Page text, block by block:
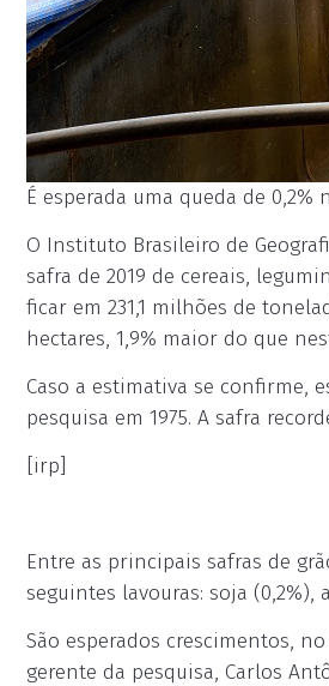
É esperada uma queda de 0,2%
O Instituto Brasileiro de
safra de 2019 de cereais,
ficar em 231,1 milhões de
hectares, 1,9% maior do que
Caso a estimativa se confirme,
pesquisa em 1975. A safra
[irp]
Entre as principais safras de
seguintes lavouras: soja
São esperados crescimentos,
gerente da pesquisa, Carlos